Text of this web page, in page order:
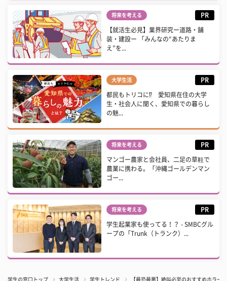
将来を考える PR
【就活生必見】業界研究ー道路・舗
装・建設ー 「みんなの“あたりま
え”を...
大学生活 PR
都民もトリコに⁉ 愛知県在住の大学
生・社会人に聞く、愛知県での暮らし
の魅...
将来を考える PR
マンゴー農家と会社員、二足の草鞋で
農業に携わる。「沖縄ゴールデンマン
ゴー...
将来を考える PR
学生起業家も使ってる！？ - SMBCグル
ープの「Trunk（トランク）...
学生の窓口トップ 大学生活 学生トレンド 【最恐最悪】絶叫必至のおすすめホラー